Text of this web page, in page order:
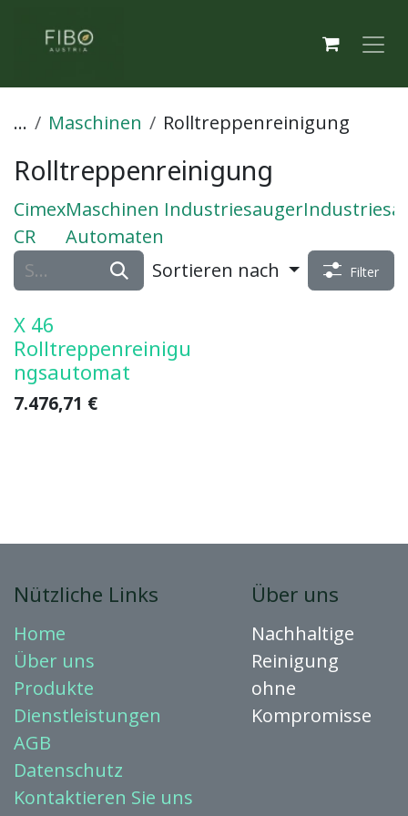
... Maschinen Rolltreppenreinigung
Rolltreppenreinigung
Cimex
CR
Maschinen
Automaten
Industriesauger
Sortieren nach Filter
X 46
Rolltreppenreinigu
ngsautomat
7.476,71 €
Nützliche Links
Home
Über uns
Produkte
Dienstleistungen
AGB
Datenschutz
Kontaktieren Sie uns
Über uns
Nachhaltige
Reinigung
ohne
Kompromisse